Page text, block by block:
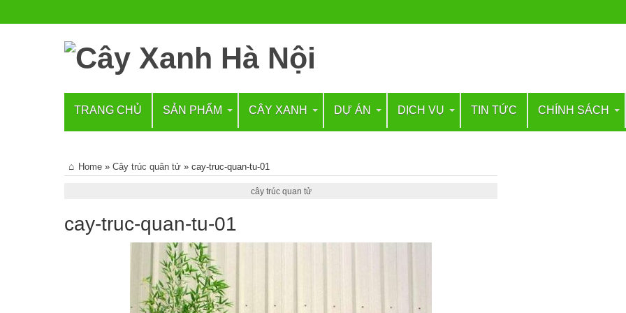
TRANG CHỦ SẢN PHẨM CÂY XANH DỰ ÁN DỊCH VỤ TIN TỨC CHÍNH SÁCH
Home » Cây trúc quân tử » cay-truc-quan-tu-01
cây trúc quan tử
cay-truc-quan-tu-01